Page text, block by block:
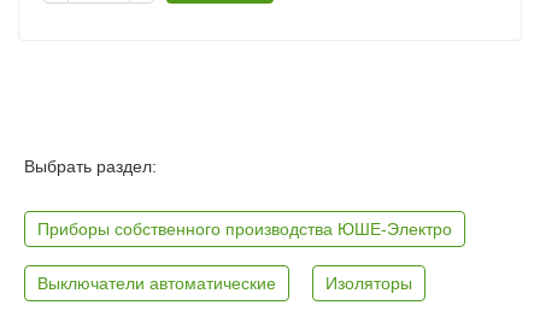
Выбрать раздел:
Приборы собственного производства ЮШЕ-Электро
Выключатели автоматические Изоляторы